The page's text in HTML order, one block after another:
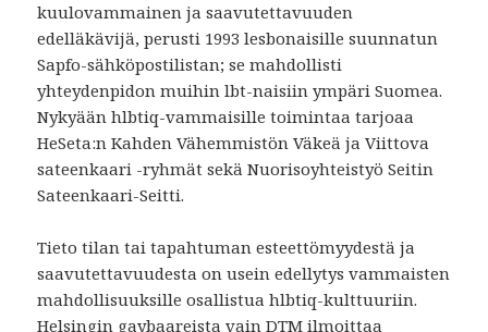
kuulovammainen ja saavutettavuuden
edelläkävijä, perusti 1993 lesbonaisille suunnatun
Sapfo-sähköpostilistan; se mahdollisti
yhteydenpidon muihin lbt-naisiin ympäri Suomea.
Nykyään hlbtiq-vammaisille toimintaa tarjoaa
HeSeta:n Kahden Vähemmistön Väkeä ja Viittova
sateenkaari -ryhmät sekä Nuorisoyhteistyö Seitin
Sateenkaari-Seitti.
Tieto tilan tai tapahtuman esteettömyydestä ja
saavutettavuudesta on usein edellytys vammaisten
mahdollisuuksille osallistua hlbtiq-kulttuuriin.
Helsingin gaybaareista vain DTM ilmoittaa